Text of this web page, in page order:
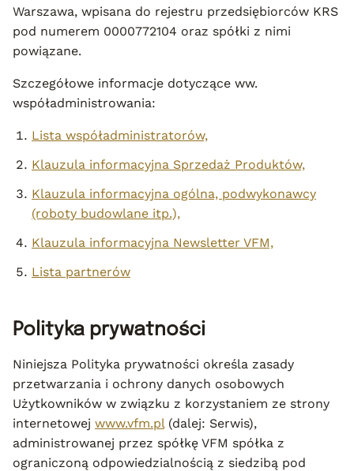
Warszawa, wpisana do rejestru przedsiębiorców KRS
pod numerem 0000772104 oraz spółki z nimi
powiązane.
Szczegółowe informacje dotyczące ww.
współadministrowania:
Lista współadministratorów,
Klauzula informacyjna Sprzedaż Produktów,
Klauzula informacyjna ogólna, podwykonawcy
(roboty budowlane itp.),
Klauzula informacyjna Newsletter VFM,
Lista partnerów
Polityka prywatności
Niniejsza Polityka prywatności określa zasady
przetwarzania i ochrony danych osobowych
Użytkowników w związku z korzystaniem ze strony
internetowej www.vfm.pl(dalej: Serwis),
administrowanej przez spółkę VFM spółka z
ograniczoną odpowiedzialnością z siedzibą pod